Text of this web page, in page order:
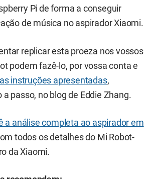
Pi de forma a conseguir
de música no aspirador Xiaomi.
replicar esta proeza nos vossos
podem fazê-lo, por vossa conta e
instruções apresentadas,
a passo, no blog de Eddie Zhang.
a análise completa ao aspirador em
todos os detalhes do Mi Robot-
da Xiaomi.